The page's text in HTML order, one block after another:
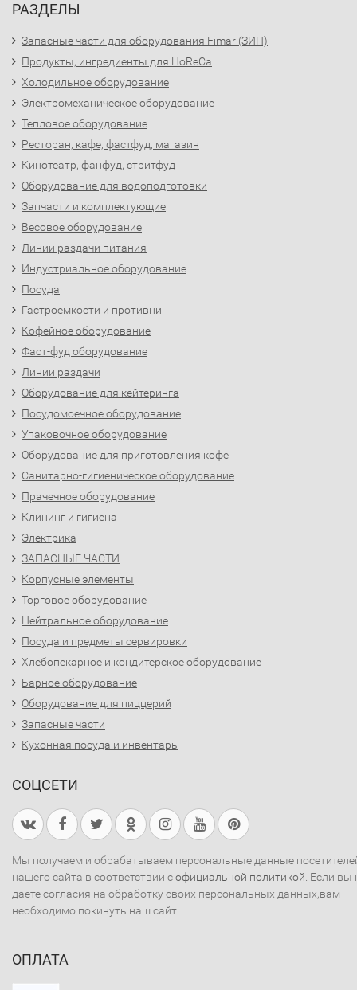
РАЗДЕЛЫ
Запасные части для оборудования Fimar (ЗИП)
Продукты, ингредиенты для HoReCa
Холодильное оборудование
Электромеханическое оборудование
Тепловое оборудование
Ресторан, кафе, фастфуд, магазин
Кинотеатр, фанфуд, стритфуд
Оборудование для водоподготовки
Запчасти и комплектующие
Весовое оборудование
Линии раздачи питания
Индустриальное оборудование
Посуда
Гастроемкости и противни
Кофейное оборудование
Фаст-фуд оборудование
Линии раздачи
Оборудование для кейтеринга
Посудомоечное оборудование
Упаковочное оборудование
Оборудование для приготовления кофе
Санитарно-гигиеническое оборудование
Прачечное оборудование
Клининг и гигиена
Электрика
ЗАПАСНЫЕ ЧАСТИ
Корпусные элементы
Торговое оборудование
Нейтральное оборудование
Посуда и предметы сервировки
Хлебопекарное и кондитерское оборудование
Барное оборудование
Оборудование для пиццерий
Запасные части
Кухонная посуда и инвентарь
СОЦСЕТИ
Мы получаем и обрабатываем персональные данные
нашего сайта в соответствии софициальной политикой. Если вы
даете согласия на обработку своих персональных данных,вам
необходимо покинуть наш сайт.
ОПЛАТА